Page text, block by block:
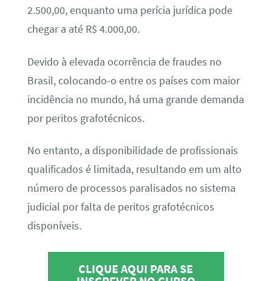
2.500,00, enquanto uma perícia jurídica pode
chegar a até R$ 4.000,00.
Devido à elevada ocorrência de fraudes no
Brasil, colocando-o entre os países com maior
incidência no mundo, há uma grande demanda
por peritos grafotécnicos.
No entanto, a disponibilidade de profissionais
qualificados é limitada, resultando em um alto
número de processos paralisados no sistema
judicial por falta de peritos grafotécnicos
disponíveis.
CLIQUE AQUI PARA SE